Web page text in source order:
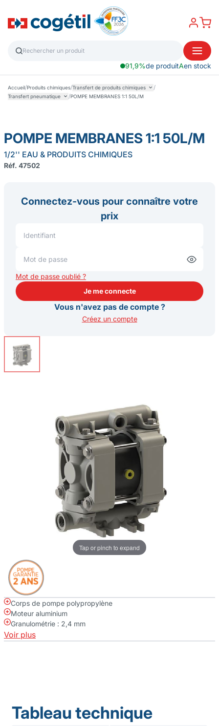
91,9%de produitAen stock
Accueil/Produits chimiques/Transfert de produits chimiques /
Transfert pneumatique /POMPE MEMBRANES 1:1 50L/M
Tap or pinch to expand
Corps de pompe polypropylène
Moteur aluminium
Granulométrie : 2,4 mm
Voir plus
POMPE MEMBRANES 1:1 50L/M
1/2'' EAU & PRODUITS CHIMIQUES
Réf. 47502
Connectez-vous pour connaître votre
prix
Mot de passe oublié ?
Je me connecte
Je me connecte
Vous n'avez pas de compte ?
Créez un compte
Tableau technique